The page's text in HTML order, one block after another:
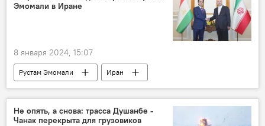
Эмомали в Иране
8 января 2024, 15:07
Рустам Эмомали
Иран
Таджикистан
товарооборот
Экономика
Не опять, а снова: трасса Душанбе -
Чанак перекрыта для грузовиков